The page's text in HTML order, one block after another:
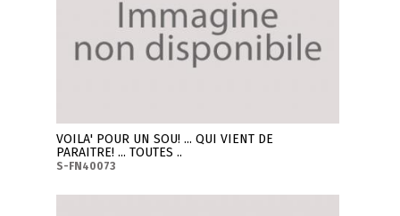
VOILA' POUR UN SOU! ... QUI VIENT DE
PARAITRE! ... TOUTES ..
S-FN40073